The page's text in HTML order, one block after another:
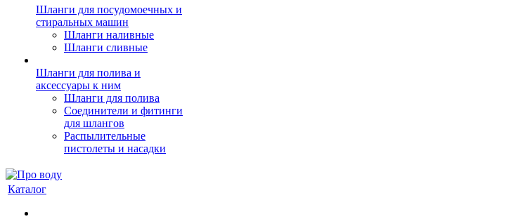
Шланги для посудомоечных и
стиральных машин
Шланги наливные
Шланги сливные
Шланги для полива и
аксессуары к ним
Шланги для полива
Соединители и фитинги
для шлангов
Распылительные
пистолеты и насадки
Каталог